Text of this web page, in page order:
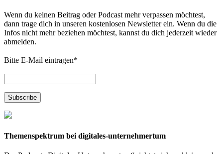
Wenn du keinen Beitrag oder Podcast mehr verpassen möchtest,
dann trage dich in unseren kostenlosen Newsletter ein. Wenn du die
Infos nicht mehr beziehen möchtest, kannst du dich jederzeit wieder
abmelden.
Bitte E-Mail eintragen*
Themenspektrum bei digitales-unternehmertum